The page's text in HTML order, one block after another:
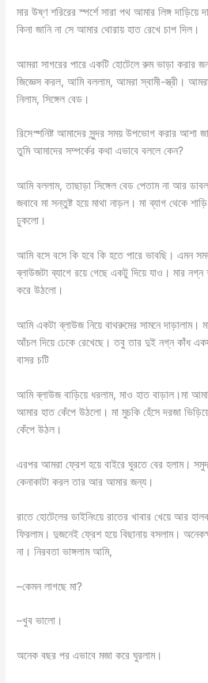
মার উষ্ণ শরিরের স্পর্শে সারা পথ আমার লিঙ্গ দাড়িয়ে
কিনা জানি না সে আমার থোরায় হাত রেখে চাপ দিল।
আমরা সাগরের পারে একটি হোটেলে রুম ভাড়া করার
জিজ্ঞেস করল, আমি বললাম, আমরা স্বামী-স্ত্রী।
নিলাম, সিঙ্গেল বেড।
রিসেপ্শনিষ্ট আমাদের সুন্দর সময় উপভোগ করার আশা
তুমি আমাদের সম্পর্কের কথা এভাবে বললে কেন?
আমি বললাম, তাছাড়া সিঙ্গেল বেড পেতাম না আর
জবাবে মা সন্তুষ্ট হয়ে মাথা নাড়ল। মা ব্যাগ থেকে
ঢুকলো।
আমি বসে বসে কি হবে কি হতে পারে ভাবছি। এমন
ব্লাউজটা ব্যাগে রয়ে গেছে একটু দিয়ে যাও। মার
করে উঠলো।
আমি একটা ব্লাউজ নিয়ে বাথরুমের সামনে দাড়ালাম।
আঁচল দিয়ে ঢেকে রেখেছে। তবু তার দুই নগ্ন কাঁধ
বাসর চটি
আমি ব্লাউজ বাড়িয়ে ধরলাম, মাও হাত বাড়াল।মা
আমার হাত কেঁপে উঠলো। মা মুচকি হেঁসে দরজা
কেঁপে উঠল।
এরপর আমরা ফ্রেশ হয়ে বাইরে ঘুরতে বের হলাম।
কেনাকাটা করল তার আর আমার জন্য।
রাতে হোটেলের ডাইনিংয়ে রাতের খাবার খেয়ে আর
ফিরলাম। দুজনেই ফ্রেশ হয়ে বিছানায় বসলাম।
না। নিরবতা ভাঙ্গলাম আমি,
–কেমন লাগছে মা?
–খুব ভালো।
অনেক বছর পর এভাবে মজা করে ঘুরলাম।